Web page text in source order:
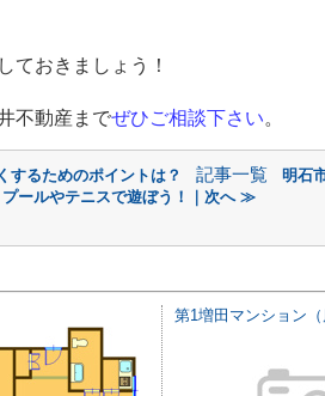
ておきましょう！
不動産までぜひご相談下さい。
るためのポイントは？ 記事一覧
明石
プールやテニスで遊ぼう！｜次へ ≫
第1増田マンション（